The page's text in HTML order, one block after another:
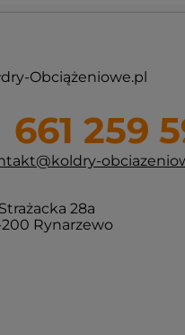
Obciążeniowe.pl
661 259
28a
Rynarzewo